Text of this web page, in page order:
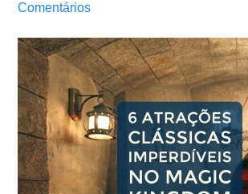
Comentários